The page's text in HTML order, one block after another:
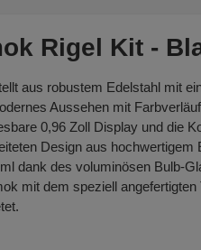
Rigel Kit -
aus robustem Edelstahl mit
Aussehen mit
0,96 Zoll Display und die
Design aus
dank des voluminösen Bulb-
mit dem speziell